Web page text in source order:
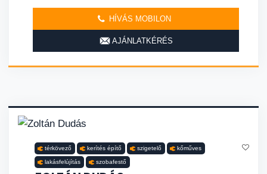
HÍVÁS MOBILON
AJÁNLATKÉRÉS
térkövező kerítés építő szigetelő kőműves
lakásfelújítás szobafestő